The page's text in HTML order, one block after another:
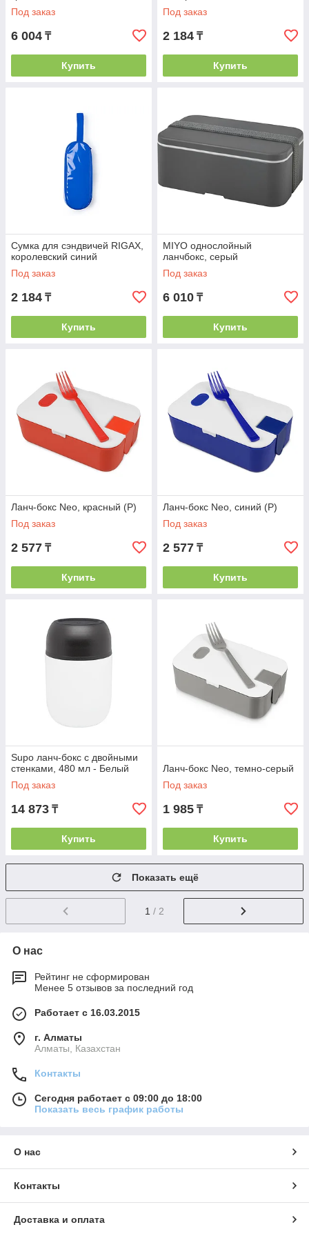
Под заказ
6 004 ₸
Купить
Под заказ
2 184 ₸
Купить
Сумка для сэндвичей RIGAX,
королевский синий
Под заказ
2 184 ₸
Купить
MIYO однослойный
ланчбокс, серый
Под заказ
6 010 ₸
Купить
Ланч-бокс Neo, красный (Р)
Под заказ
2 577 ₸
Купить
Ланч-бокс Neo, синий (Р)
Под заказ
2 577 ₸
Купить
Supo ланч-бокс с двойными
стенками, 480 мл - Белый
Под заказ
14 873 ₸
Купить
Ланч-бокс Neo, темно-серый
Под заказ
1 985 ₸
Купить
Показать ещё
1 / 2
О нас
Рейтинг не сформирован
Менее 5 отзывов за последний год
Работает с 16.03.2015
г. Алматы
Алматы, Казахстан
Контакты
Сегодня работает с 09:00 до 18:00
Показать весь график работы
О нас
Контакты
Доставка и оплата